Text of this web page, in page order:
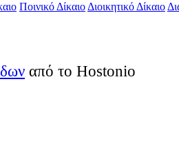
Ποινικό Δίκαιο Διοικητικό Δίκαιο
από το Hostonio